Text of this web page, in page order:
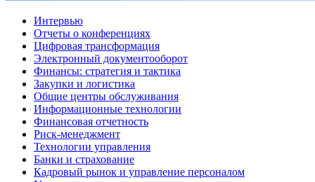
Интервью
Отчеты о конференциях
Цифровая трансформация
Электронный документооборот
Финансы: стратегия и тактика
Закупки и логистика
Общие центры обслуживания
Информационные технологии
Финансовая отчетность
Риск-менеджмент
Технологии управления
Банки и страхование
Кадровый рынок и управление персоналом